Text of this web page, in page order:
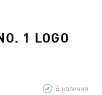
1 LOGO
В наличии